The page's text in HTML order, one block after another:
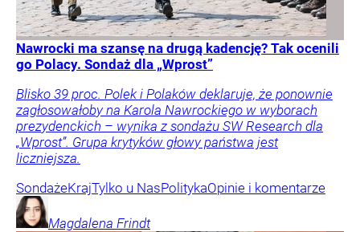
Nawrocki ma szansę na drugą kadencję? Tak ocenili
go Polacy. Sondaż dla „Wprost”
Blisko 39 proc. Polek i Polaków deklaruje, że ponownie
zagłosowałoby na Karola Nawrockiego w wyborach
prezydenckich – wynika z sondażu SW Research dla
„Wprost”. Grupa krytyków głowy państwa jest
liczniejsza.
SondażeKrajTylko u NasPolitykaOpinie i komentarze
Magdalena Frindt